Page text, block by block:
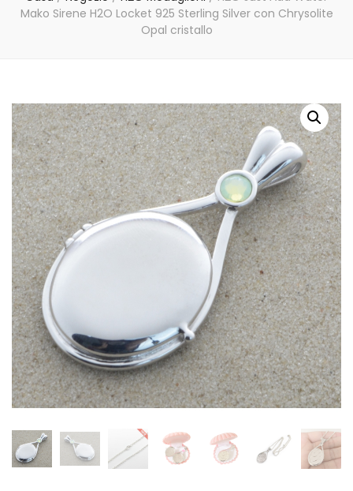
Mako Sirene H2O Locket 925 Sterling Silver con Chrysolite
Opal cristallo